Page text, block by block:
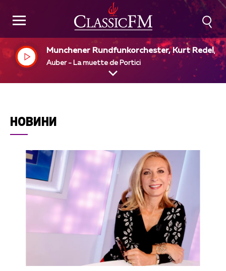
Munchener Rundfunkorchester, Kurt Redel,
Auber - La muette de Portici
НОВИНИ